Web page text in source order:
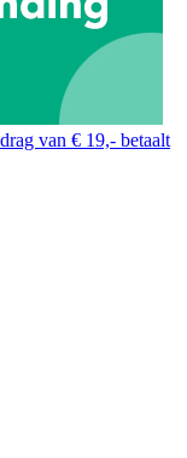
van € 19,- betaalt